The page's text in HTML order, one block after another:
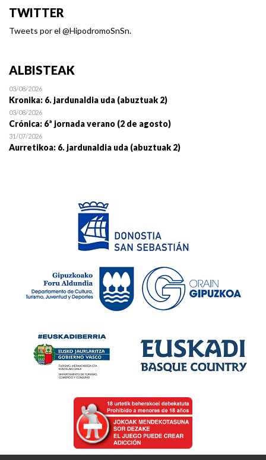
TWITTER
Tweets por el @HipodromoSnSn.
ALBISTEAK
03/08/2026
Kronika: 6. jardunaldia uda (abuztuak 2)
03/08/2026
Crónica: 6ª jornada verano (2 de agosto)
31/07/2026
Aurretikoa: 6. jardunaldia uda (abuztuak 2)